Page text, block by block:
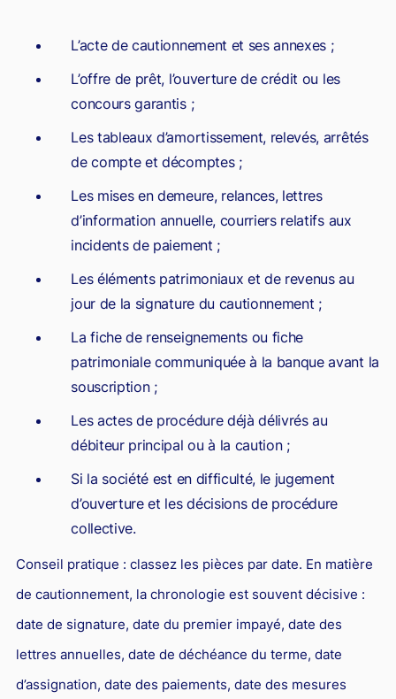
L’acte de cautionnement et ses annexes ;
L’offre de prêt, l’ouverture de crédit ou les
concours garantis ;
Les tableaux d’amortissement, relevés, arrêtés
de compte et décomptes ;
Les mises en demeure, relances, lettres
d’information annuelle, courriers relatifs aux
incidents de paiement ;
Les éléments patrimoniaux et de revenus au
jour de la signature du cautionnement ;
La fiche de renseignements ou fiche
patrimoniale communiquée à la banque avant la
souscription ;
Les actes de procédure déjà délivrés au
débiteur principal ou à la caution ;
Si la société est en difficulté, le jugement
d’ouverture et les décisions de procédure
collective.
Conseil pratique : classez les pièces par date. En matière
de cautionnement, la chronologie est souvent décisive :
date de signature, date du premier impayé, date des
lettres annuelles, date de déchéance du terme, date
d’assignation, date des paiements, date des mesures